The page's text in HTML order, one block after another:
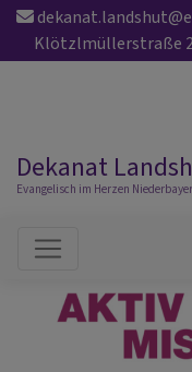
Direkt
Inhalt
Klötzlmüllerstraße
Dekanat
Evangelisch im Herzen